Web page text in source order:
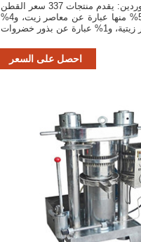
حول المنتج والموردين: يقدم منتجات 337 سعر القطن
البذور. حوالي 58% منها عبارة عن معاصر زيت، و4%
احصل على السعر